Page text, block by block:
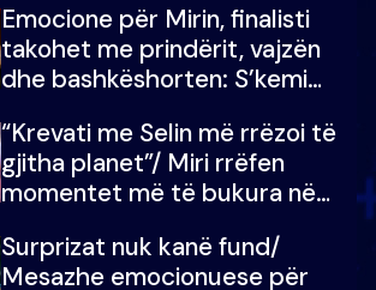
çmimin e madh
Emocione për Mirin, finalisti
takohet me prindërit, vajzën
dhe bashkëshorten: S’kemi
“Krevati me Selin më rrëzoi të
gjitha planet”/ Miri rrëfen
momentet më të bukura në
mungojë zilja e mëngjesit kur…
Surprizat nuk kanë fund/
Mesazhe emocionuese për